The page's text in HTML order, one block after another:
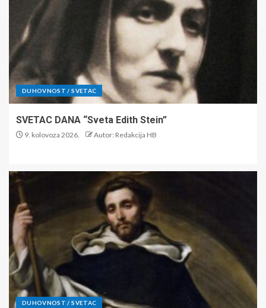
DUHOVNOST / SVETAC
SVETAC DANA “Sveta Edith Stein”
9. kolovoza 2026. Autor: Redakcija HB
DUHOVNOST / SVETAC